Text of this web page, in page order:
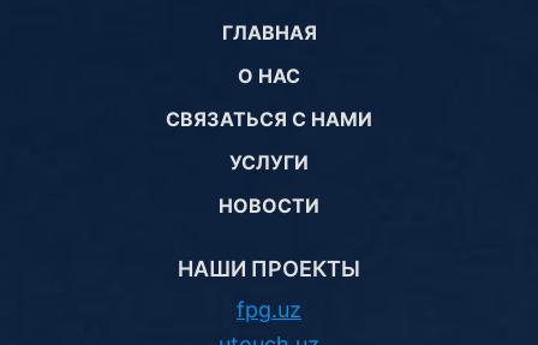
ГЛАВНАЯ
О НАС
СВЯЗАТЬСЯ С НАМИ
УСЛУГИ
НОВОСТИ
НАШИ ПРОЕКТЫ
fpg.uz